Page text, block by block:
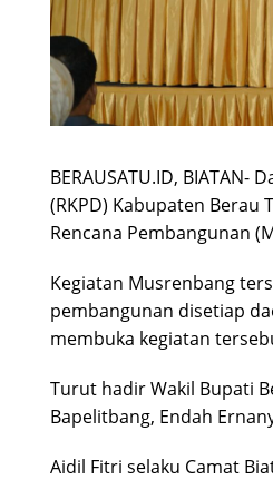
BERAUSATU.ID,
(RKPD) Kabupaten Berau
Rencana Pembangunan
Kegiatan Musrenbang
pembangunan disetiap
membuka kegiatan
Turut hadir Wakil Bupati
Bapelitbang, Endah
Aidil Fitri selaku Camat